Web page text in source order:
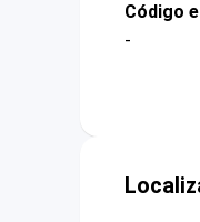
Código
-